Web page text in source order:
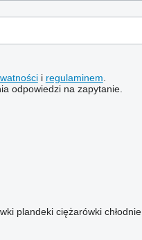
i regulaminem
odpowiedzi na zapytanie.
plandeki ciężarówki chłodnie